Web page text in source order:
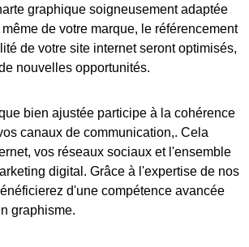
graphique soigneusement adaptée
de votre marque, le référencement
de votre site internetseront optimisés,
nouvelles opportunités.
bien ajustée participe à la cohérence
canaux de communication,. Cela
, vos réseaux sociaux et l'ensemble
digital. Grâce à l'expertise de nos
d'une compétence avancée
graphisme.